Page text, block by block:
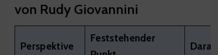
von Rudy Giovannini
Perspektive
Feststehender